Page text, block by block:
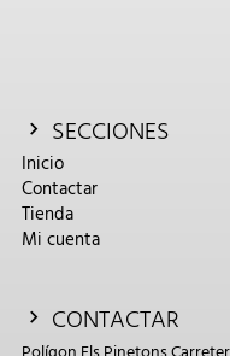
SECCIONES
Inicio
Contactar
Tienda
Mi cuenta
CONTACTAR